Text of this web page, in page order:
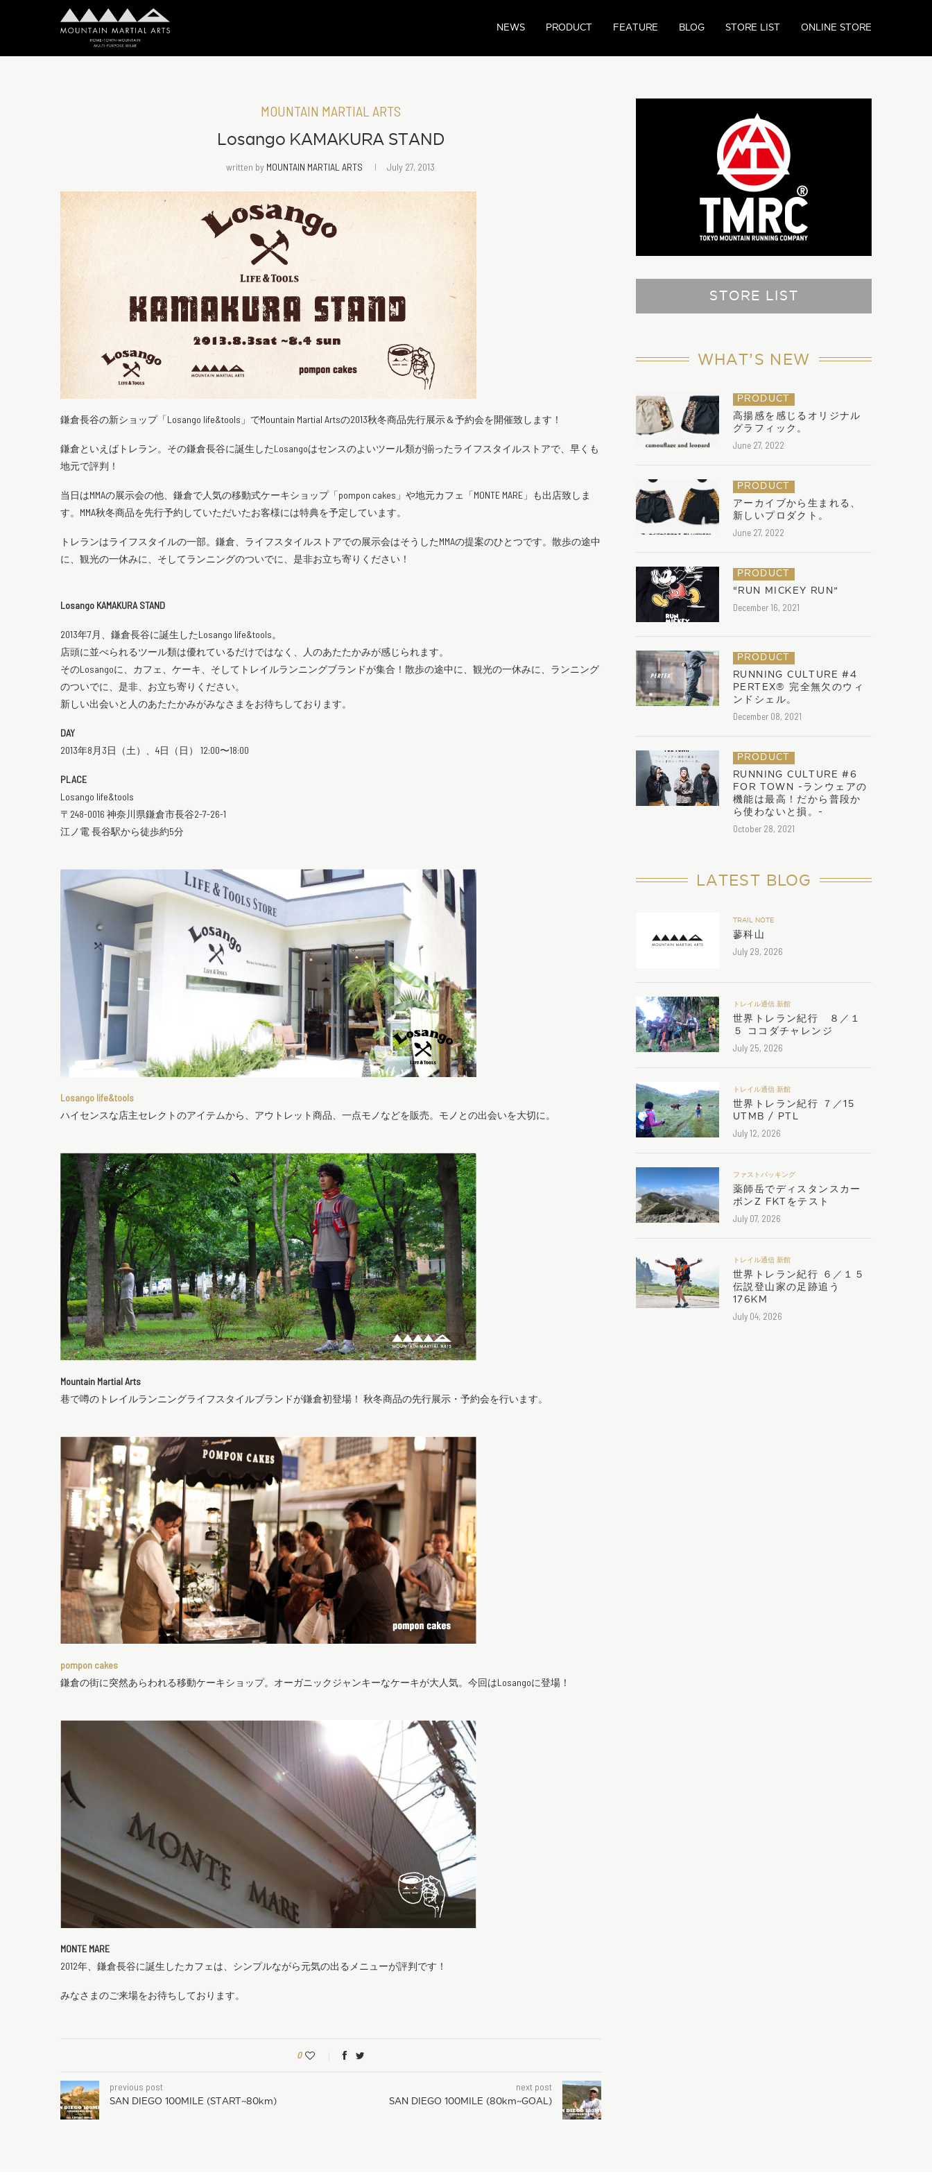
NEWS PRODUCT FEATURE BLOG STORE LIST ONLINE STORE
MOUNTAIN MARTIAL ARTS
Losango KAMAKURA STAND
written by MOUNTAIN MARTIAL ARTS July 27, 2013
鎌倉長谷の新ショップ「Losango life&tools」でMountain Martial Artsの2013秋冬商品先行展示＆予約会を開催致します！
鎌倉といえばトレラン。その鎌倉長谷に誕生したLosangoはセンスのよいツール類が揃ったライフスタイルストアで、早くも
地元で評判！
当日はMMAの展示会の他、鎌倉で人気の移動式ケーキショップ「pompon cakes」や地元カフェ「MONTE MARE」も出店致しま
す。MMA秋冬商品を先行予約していただいたお客様には特典を予定しています。
トレランはライフスタイルの一部。鎌倉、ライフスタイルストアでの展示会はそうしたMMAの提案のひとつです。散歩の途中
に、観光の一休みに、そしてランニングのついでに、是非お立ち寄りください！
Losango KAMAKURA STAND
2013年7月、鎌倉長谷に誕生したLosango life&tools。
店頭に並べられるツール類は優れているだけではなく、人のあたたかみが感じられます。
そのLosangoに、カフェ、ケーキ、そしてトレイルランニングブランドが集合！散歩の途中に、観光の一休みに、ランニング
のついでに、是非、お立ち寄りください。
新しい出会いと人のあたたかみがみなさまをお待ちしております。
DAY
2013年8月3日（土）、4日（日） 12:00〜18:00
PLACE
Losango life&tools
〒248-0016 神奈川県鎌倉市長谷2-7-26-1
江ノ電 長谷駅から徒歩約5分
Losango life&tools
ハイセンスな店主セレクトのアイテムから、アウトレット商品、一点モノなどを販売。モノとの出会いを大切に。
Mountain Martial Arts
巷で噂のトレイルランニングライフスタイルブランドが鎌倉初登場！ 秋冬商品の先行展示・予約会を行います。
pompon cakes
鎌倉の街に突然あらわれる移動ケーキショップ。オーガニックジャンキーなケーキが大人気。今回はLosangoに登場！
MONTE MARE
2012年、鎌倉長谷に誕生したカフェは、シンプルながら元気の出るメニューが評判です！
みなさまのご来場をお待ちしております。
0
previous post
SAN DIEGO 100MILE (START~80km)
next post
SAN DIEGO 100MILE (80km~GOAL)
STORE LIST
WHAT’S NEW
PRODUCT
高揚感を感じるオリジナル
グラフィック。
June 27, 2022
PRODUCT
アーカイブから生まれる、
新しいプロダクト。
June 27, 2022
PRODUCT
“RUN MICKEY RUN”
December 16, 2021
PRODUCT
RUNNING CULTURE #4
PERTEX®︎ 完全無欠のウィ
ンドシェル。
December 08, 2021
PRODUCT
RUNNING CULTURE #6
FOR TOWN -ランウェアの
機能は最高！だから普段か
ら使わないと損。-
October 28, 2021
LATEST BLOG
TRAIL NOTE
蓼科山
July 29, 2026
トレイル通信 新館
世界トレラン紀行 ８／１
５ ココダチャレンジ
July 25, 2026
トレイル通信 新館
世界トレラン紀行 ７／15
UTMB / PTL
July 12, 2026
ファストパッキング
薬師岳でディスタンスカー
ボンZ FKTをテスト
July 07, 2026
トレイル通信 新館
世界トレラン紀行 ６／１５
伝説登山家の足跡追う
176KM
July 04, 2026